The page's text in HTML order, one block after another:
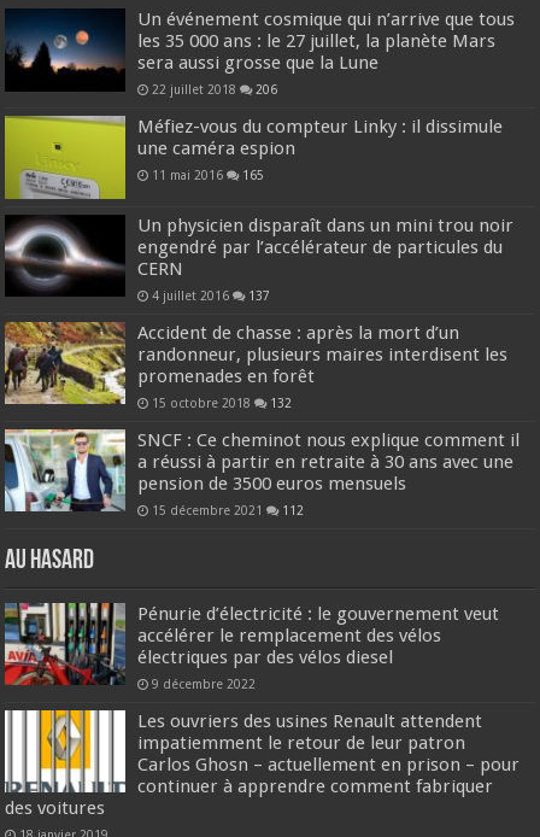
Un événement cosmique qui n’arrive que tous
les 35 000 ans : le 27 juillet, la planète Mars
sera aussi grosse que la Lune
22 juillet 2018 206
Méfiez-vous du compteur Linky : il dissimule
une caméra espion
11 mai 2016 165
Un physicien disparaît dans un mini trou noir
engendré par l’accélérateur de particules du
CERN
4 juillet 2016 137
Accident de chasse : après la mort d’un
randonneur, plusieurs maires interdisent les
promenades en forêt
15 octobre 2018 132
SNCF : Ce cheminot nous explique comment il
a réussi à partir en retraite à 30 ans avec une
pension de 3500 euros mensuels
15 décembre 2021 112
Au hasard
Pénurie d’électricité : le gouvernement veut
accélérer le remplacement des vélos
électriques par des vélos diesel
9 décembre 2022
Les ouvriers des usines Renault attendent
impatiemment le retour de leur patron
Carlos Ghosn – actuellement en prison – pour
continuer à apprendre comment fabriquer
des voitures
18 janvier 2019